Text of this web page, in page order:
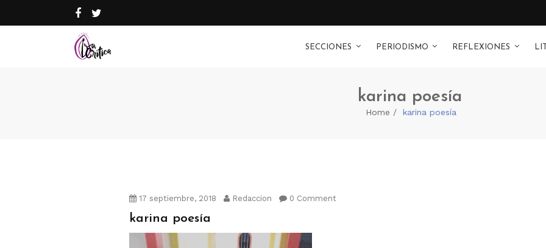
SECCIONES PERIODISMO REFLEXIONES
karina poesía
Home karina poesía
17 septiembre, 2018 Redaccion 0 Comment
karina poesía